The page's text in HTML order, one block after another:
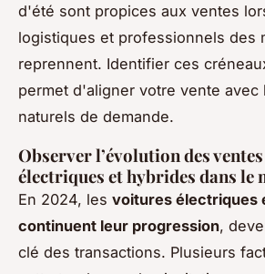
d'été sont propices aux ventes
logistiques et professionnels des
reprennent. Identifier ces
permet d'aligner votre vente avec
naturels de demande.
Observer l’évolution des
électriques et hybrides dans le
En 2024, les voitures électriques
continuent leur progression,
clé des transactions. Plusieurs